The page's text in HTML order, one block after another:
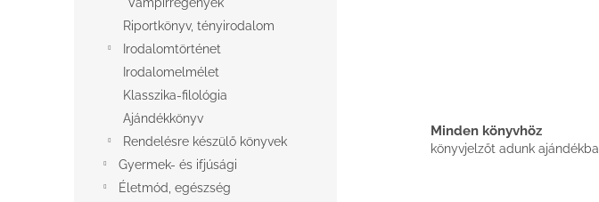
Riportkönyv, tényirodalom
Irodalomtörténet
Irodalomelmélet
Klasszika-filológia
Ajándékkönyv
Rendelésre készülő könyvek
Gyermek- és ifjúsági
Életmód, egészség
Minden könyvhöz
könyvjelzőt adunk ajándékba